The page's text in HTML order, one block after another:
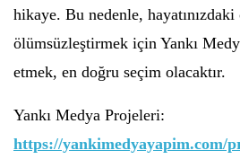
hikaye. Bu nedenle, hayatınızdaki
ölümsüzleştirmek için Yankı
etmek, en doğru seçim olacaktır.
Yankı Medya Projeleri:
https://yankimedyayapim.com/